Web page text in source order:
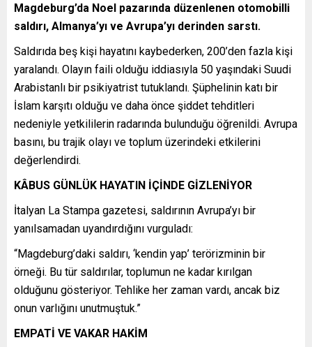
Magdeburg’da Noel pazarında düzenlenen otomobilli
saldırı, Almanya’yı ve Avrupa’yı derinden sarstı.
Saldırıda beş kişi hayatını kaybederken, 200’den fazla kişi
yaralandı. Olayın faili olduğu iddiasıyla 50 yaşındaki Suudi
Arabistanlı bir psikiyatrist tutuklandı. Şüphelinin katı bir
İslam karşıtı olduğu ve daha önce şiddet tehditleri
nedeniyle yetkililerin radarında bulunduğu öğrenildi. Avrupa
basını, bu trajik olayı ve toplum üzerindeki etkilerini
değerlendirdi.
KÂBUS GÜNLÜK HAYATIN İÇİNDE GİZLENİYOR
İtalyan La Stampa gazetesi, saldırının Avrupa’yı bir
yanılsamadan uyandırdığını vurguladı:
“Magdeburg’daki saldırı, ‘kendin yap’ terörizminin bir
örneği. Bu tür saldırılar, toplumun ne kadar kırılgan
olduğunu gösteriyor. Tehlike her zaman vardı, ancak biz
onun varlığını unutmuştuk.”
EMPATİ VE VAKAR HAKİM